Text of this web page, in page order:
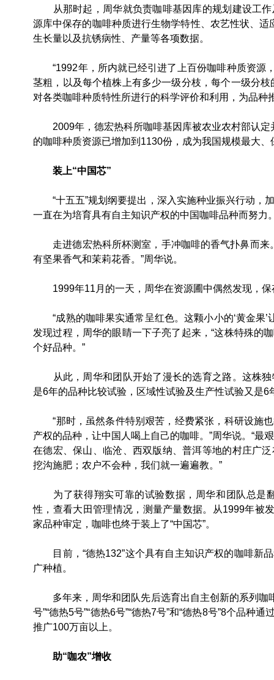
从那时起，周华就负责咖啡基因库的规划建设工作
源库中保存的咖啡种质进行生物学特性、农艺性状、
生长量以及抗锈病性、产量等各项数据。
“1992年，所内就已经引进了上百份咖啡种质资源
茎粗，以及每个植株上有多少一级分枝，每个一级分
对各类咖啡种质特性所进行的科学评价和利用，为品
2009年，德宏热科所咖啡基因库被农业农村部认定
的咖啡种质资源已增加到1130份，成为我国规模最大
装上“中国芯”
“十五五”规划纲要提出，深入实施种业振兴行动，
一直在为培育具有自主知识产权的中国咖啡品种而努力
走进德宏热科所杯测室，手冲咖啡的香气扑鼻而来
有坚果香气和茉莉花香。”周华说。
1999年11月的一天，周华在资源圃中偶然发现，保
“成熟的咖啡果实通常呈红色。这颗小小的‘黄金果’
发现过程，周华的眼睛一下子亮了起来，“这株特殊的
个好品种。”
从此，周华和团队开始了漫长的选育之路。这株独
是6年的品种比较试验，区域性试验及生产性试验又是
“那时，虽然条件特别艰苦，经费紧张，科研设施
产权的品种，让中国人喝上自己的咖啡。”周华说。“最
在德宏、保山、临沧、西双版纳、普洱等地的村庄广
挖沟施肥；农户不会种，我们就一遍遍教。”
为了获得翔实可靠的试验数据，周华和团队总是
性，查看大田管理情况，测量产量数据。从1999年被
家品种审定，咖啡也终于装上了“中国芯”。
目前，“德热132”这个具有自主知识产权的咖啡新
广种植。
多年来，周华和团队先后选育出自主创新的系列咖啡
号”“德热5号”“德热6号”“德热7号”和“德热8号”8个品
推广100万亩以上。
助“咖农”增收